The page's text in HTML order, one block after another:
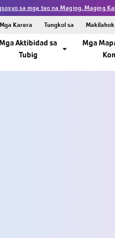
sa mga tao na Maging, Maging
Mga Aktibidad sa
Tubig
Mga
Mga Karera Tungkol sa Makilahok